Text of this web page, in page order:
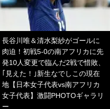
長谷川唯＆清水梨紗がゴールに
肉迫！初戦5-0の南アフリカに先
発10人変更で臨んだ2戦で惜敗、
｢見えた！｣新生なでしこの現在
地【日本女子代表vs南アフリカ
女子代表】激闘PHOTOギャラリ
ー